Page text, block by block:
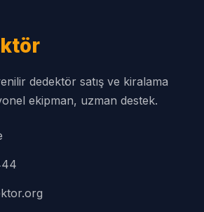
dedektör satış ve kiralama
ekipman, uzman destek.